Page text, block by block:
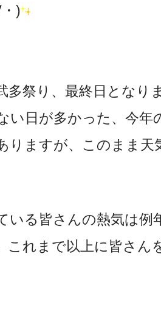
)
多祭り、最終日となり
い日が多かった、今年
りますが、このまま
いる皆さんの熱気は例
これまで以上に皆さん